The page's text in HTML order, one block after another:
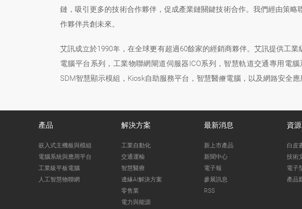
鏈，吸引更多的技術合作夥伴，促成產業鏈關鍵技術合作。我們經由策
作夥伴共創未來。
艾訊成立於1990年，在全球更有超過60餘家的經銷商夥伴。艾訊提供工
電腦平台系列，工業物聯網閘道伺服器ICO系列，智慧軌道交通專用電
SDM智慧顯示模組，Kiosk自助服務平台，智慧醫療電腦，以及網路安全
產品
嵌入式主機板與模組
電腦系統與應用平台
工業級平板電腦
人工智慧物聯網
解決方案
工業自動化
交通運輸
智慧醫療
邊緣AI解決方案
零售業
電力與能源
最新消息
新上市產品
新聞中心
電子報
參展訊息
RSS
資源
白皮
技術
電子
產品